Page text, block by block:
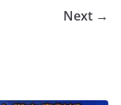
Next →